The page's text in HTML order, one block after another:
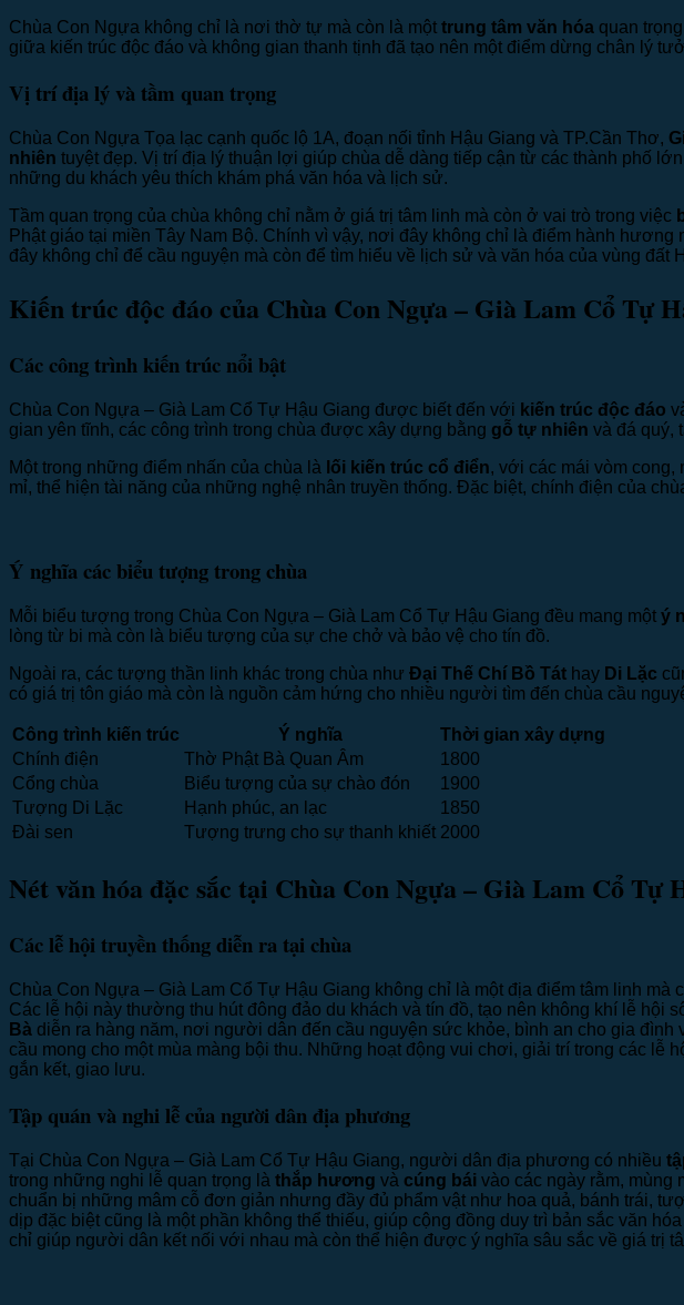
Chùa Con Ngựa không chỉ là nơi thờ tự mà còn là một trung tâm văn hóa quan
giữa kiến trúc độc đáo và không gian thanh tịnh đã tạo nên một điểm dừng chân lý
Vị trí địa lý và tầm quan trọng
Chùa Con Ngựa Tọa lạc cạnh quốc lộ 1A, đoạn nối tỉnh Hậu Giang và TP.Cần Thơ,
nhiên tuyệt đẹp. Vị trí địa lý thuận lợi giúp chùa dễ dàng tiếp cận từ các thành phố
những du khách yêu thích khám phá văn hóa và lịch sử.
Tầm quan trọng của chùa không chỉ nằm ở giá trị tâm linh mà còn ở vai trò trong việc
Phật giáo tại miền Tây Nam Bộ. Chính vì vậy, nơi đây không chỉ là điểm hành hương
đây không chỉ để cầu nguyện mà còn để tìm hiểu về lịch sử và văn hóa của vùng đất
Kiến trúc độc đáo của Chùa Con Ngựa – Già Lam Cổ Tự
Các công trình kiến trúc nổi bật
Chùa Con Ngựa – Già Lam Cổ Tự Hậu Giang được biết đến với kiến trúc độc đáo
gian yên tĩnh, các công trình trong chùa được xây dựng bằng gỗ tự nhiên và đá quý,
Một trong những điểm nhấn của chùa là lối kiến trúc cổ điển, với các mái vòm cong,
mỉ, thể hiện tài năng của những nghệ nhân truyền thống. Đặc biệt, chính điện của
Ý nghĩa các biểu tượng trong chùa
Mỗi biểu tượng trong Chùa Con Ngựa – Già Lam Cổ Tự Hậu Giang đều mang một ý
lòng từ bi mà còn là biểu tượng của sự che chở và bảo vệ cho tín đồ.
Ngoài ra, các tượng thần linh khác trong chùa như Đại Thế Chí Bồ Tát hay Di Lặc
có giá trị tôn giáo mà còn là nguồn cảm hứng cho nhiều người tìm đến chùa cầu
Công trình kiến trúc Ý nghĩa
Thời gian xây dựng
Chính điện
Thờ Phật Bà Quan Âm
1800
Cổng chùa
Biểu tượng của sự chào đón
1900
Tượng Di Lặc
Hạnh phúc, an lạc
1850
Đài sen
Tượng trưng cho sự thanh khiết 2000
Nét văn hóa đặc sắc tại Chùa Con Ngựa – Già Lam Cổ Tự
Các lễ hội truyền thống diễn ra tại chùa
Chùa Con Ngựa – Già Lam Cổ Tự Hậu Giang không chỉ là một địa điểm tâm linh mà
Các lễ hội này thường thu hút đông đảo du khách và tín đồ, tạo nên không khí lễ hội
Bà diễn ra hàng năm, nơi người dân đến cầu nguyện sức khỏe, bình an cho gia đình
cầu mong cho một mùa màng bội thu. Những hoạt động vui chơi, giải trí trong các
gắn kết, giao lưu.
Tập quán và nghi lễ của người dân địa phương
Tại Chùa Con Ngựa – Già Lam Cổ Tự Hậu Giang, người dân địa phương có nhiều
trong những nghi lễ quan trọng là thắp hương và cúng bái vào các ngày rằm, mùng
chuẩn bị những mâm cỗ đơn giản nhưng đầy đủ phẩm vật như hoa quả, bánh trái,
dịp đặc biệt cũng là một phần không thể thiếu, giúp cộng đồng duy trì bản sắc văn
chỉ giúp người dân kết nối với nhau mà còn thể hiện được ý nghĩa sâu sắc về giá trị